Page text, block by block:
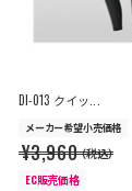
DI-013 クイッ...
メーカー希望小売価格
¥3,960（税込）
EC販売価格